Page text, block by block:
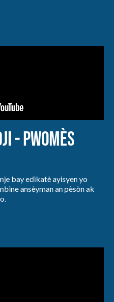
- Pwomès
bay edikatè ayisyen yo
ansèyman an pèsòn ak